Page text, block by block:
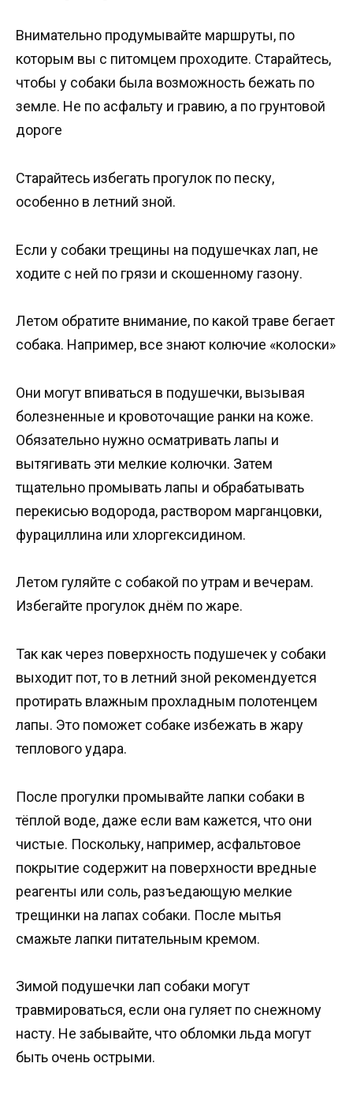
Внимательно продумывайте маршруты, по
которым вы с питомцем проходите. Старайтесь,
чтобы у собаки была возможность бежать по
земле. Не по асфальту и гравию, а по грунтовой
дороге
Старайтесь избегать прогулок по песку,
особенно в летний зной.
Если у собаки трещины на подушечках лап, не
ходите с ней по грязи и скошенному газону.
Летом обратите внимание, по какой траве бегает
собака. Например, все знают колючие «колоски»
Они могут впиваться в подушечки, вызывая
болезненные и кровоточащие ранки на коже.
Обязательно нужно осматривать лапы и
вытягивать эти мелкие колючки. Затем
тщательно промывать лапы и обрабатывать
перекисью водорода, раствором марганцовки,
фурациллина или хлоргексидином.
Летом гуляйте с собакой по утрам и вечерам.
Избегайте прогулок днём по жаре.
Так как через поверхность подушечек у собаки
выходит пот, то в летний зной рекомендуется
протирать влажным прохладным полотенцем
лапы. Это поможет собаке избежать в жару
теплового удара.
После прогулки промывайте лапки собаки в
тёплой воде, даже если вам кажется, что они
чистые. Поскольку, например, асфальтовое
покрытие содержит на поверхности вредные
реагенты или соль, разъедающую мелкие
трещинки на лапах собаки. После мытья
смажьте лапки питательным кремом.
Зимой подушечки лап собаки могут
травмироваться, если она гуляет по снежному
насту. Не забывайте, что обломки льда могут
быть очень острыми.